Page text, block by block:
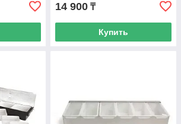
14 900 ₸
Купить